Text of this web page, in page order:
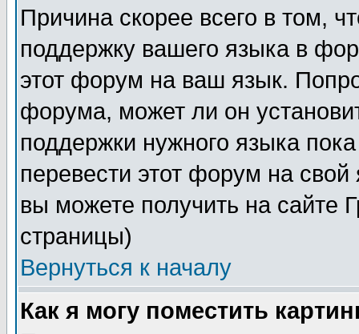
Причина скорее всего в том,
поддержку вашего языка в
этот форум на ваш язык.
форума, может ли он
поддержки нужного языка
перевести этот форум на
вы можете получить на сайте
страницы)
Вернуться к началу
Как я могу поместить